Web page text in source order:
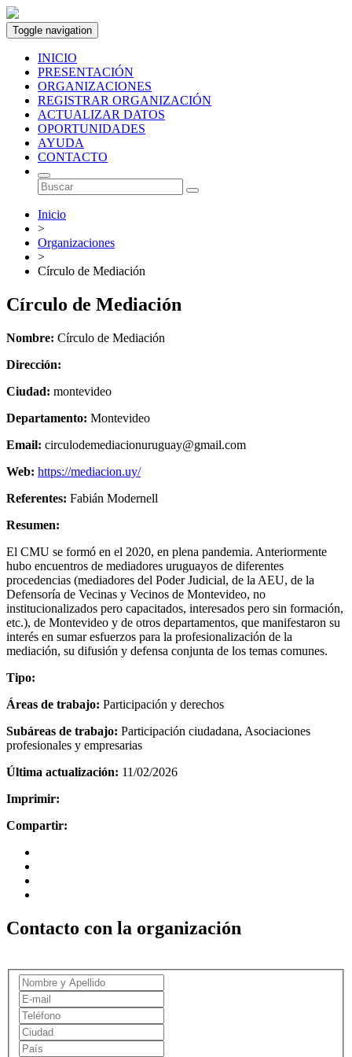
Toggle navigation
INICIO
PRESENTACIÓN
ORGANIZACIONES
REGISTRAR ORGANIZACIÓN
ACTUALIZAR DATOS
OPORTUNIDADES
AYUDA
CONTACTO
Inicio
>
Organizaciones
>
Círculo de Mediación
Círculo de Mediación
Nombre: Círculo de Mediación
Dirección:
Ciudad: montevideo
Departamento: Montevideo
Email: circulodemediacionuruguay@gmail.com
Web: https://mediacion.uy/
Referentes: Fabián Modernell
Resumen:
El CMU se formó en el 2020, en plena pandemia. Anteriormente
hubo encuentros de mediadores uruguayos de diferentes
procedencias (mediadores del Poder Judicial, de la AEU, de la
Defensoría de Vecinas y Vecinos de Montevideo, no
institucionalizados pero capacitados, interesados pero sin formación,
etc.), de Montevideo y de otros departamentos, que manifestaron su
interés en sumar esfuerzos para la profesionalización de la
mediación, su difusión y defensa conjunta de los temas comunes.
Tipo:
Áreas de trabajo: Participación y derechos
Subáreas de trabajo: Participación ciudadana, Asociaciones
profesionales y empresarias
Última actualización: 11/02/2026
Imprimir:
Compartir:
Contacto con la organización